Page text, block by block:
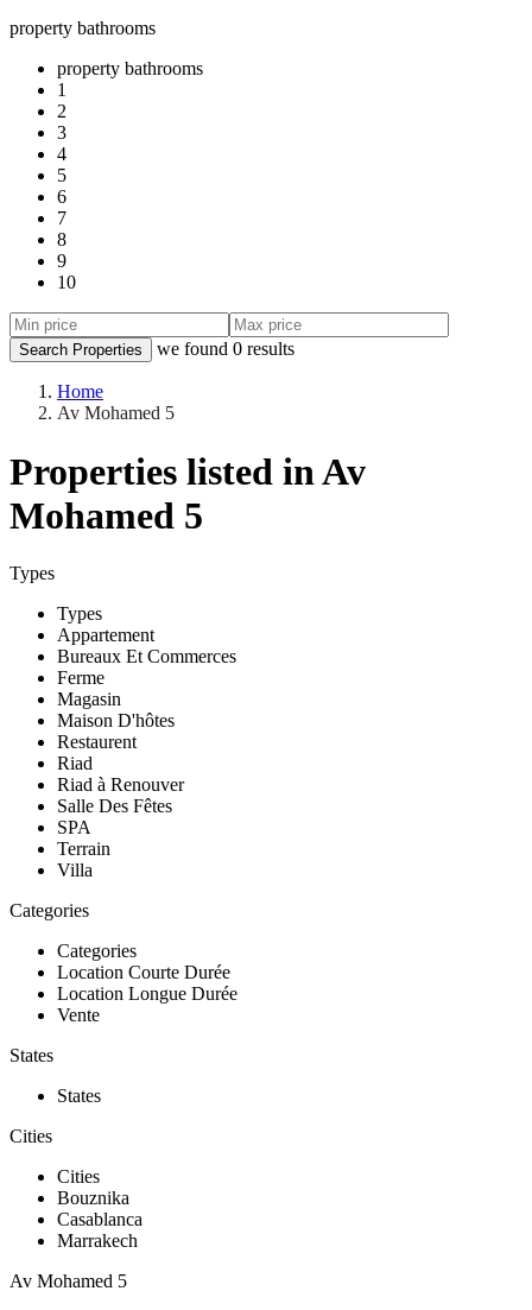
property bathrooms
property bathrooms
1
2
3
4
5
6
7
8
9
10
Search Properties we found 0 results
Home
Av Mohamed 5
Properties listed in Av
Mohamed 5
Types
Types
Appartement
Bureaux Et Commerces
Ferme
Magasin
Maison D'hôtes
Restaurent
Riad
Riad à Renouver
Salle Des Fêtes
SPA
Terrain
Villa
Categories
Categories
Location Courte Durée
Location Longue Durée
Vente
States
States
Cities
Cities
Bouznika
Casablanca
Marrakech
Av Mohamed 5